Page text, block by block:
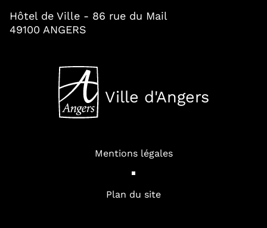
Hôtel de Ville - 86 rue du Mail
49100 ANGERS
Ville d'Angers
, Ouvre une nouvelle
Mentions légales
Plan du site